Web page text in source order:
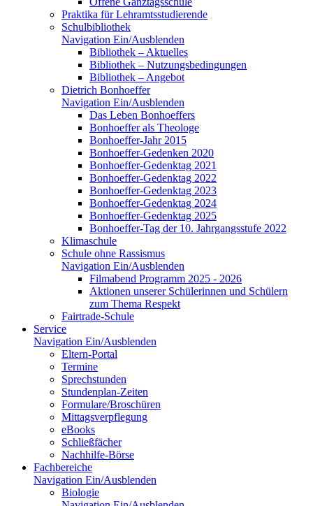
Praktika für Lehramtsstudierende
Schulbibliothek
Navigation Ein/Ausblenden
Bibliothek – Aktuelles
Bibliothek – Nutzungsbedingungen
Bibliothek – Angebot
Dietrich Bonhoeffer
Navigation Ein/Ausblenden
Das Leben Bonhoeffers
Bonhoeffer als Theologe
Bonhoeffer-Jahr 2015
Bonhoeffer-Gedenken 2020
Bonhoeffer-Gedenktag 2021
Bonhoeffer-Gedenktag 2022
Bonhoeffer-Gedenktag 2023
Bonhoeffer-Gedenktag 2024
Bonhoeffer-Gedenktag 2025
Bonhoeffer-Tag der 10. Jahrgangsstufe 2022
Klimaschule
Schule ohne Rassismus
Navigation Ein/Ausblenden
Filmabend Programm 2025 - 2026
Aktionen unserer Schülerinnen und Schülern
zum Thema Respekt
Fairtrade-Schule
Service
Navigation Ein/Ausblenden
Eltern-Portal
Termine
Sprechstunden
Stundenplan-Zeiten
Formulare/Broschüren
Mittagsverpflegung
eBooks
Schließfächer
Nachhilfe-Börse
Fachbereiche
Navigation Ein/Ausblenden
Biologie